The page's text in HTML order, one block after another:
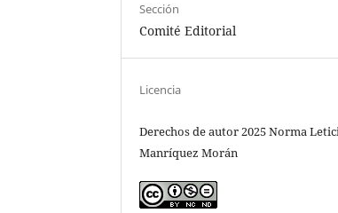
Sección
Comité Editorial
Licencia
Derechos de autor 2025 Norma
Manríquez Morán